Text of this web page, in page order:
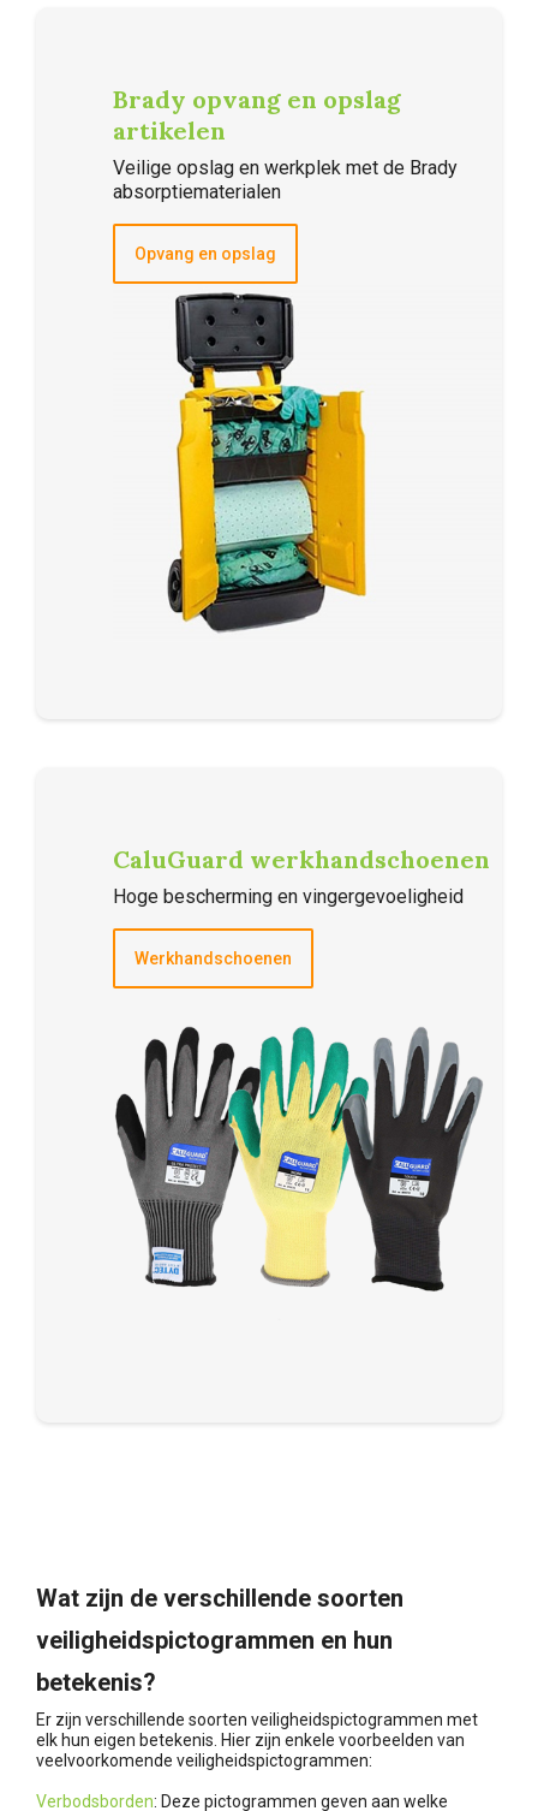
Brady opvang en opslag
artikelen
Veilige opslag en werkplek met de Brady
absorptiematerialen
Opvang en opslag
CaluGuard werkhandschoenen
Hoge bescherming en vingergevoeligheid
Werkhandschoenen
Wat zijn de verschillende soorten
veiligheidspictogrammen en hun
betekenis?
Er zijn verschillende soorten veiligheidspictogrammen met
elk hun eigen betekenis. Hier zijn enkele voorbeelden van
veelvoorkomende veiligheidspictogrammen:
Verbodsborden: Deze pictogrammen geven aan welke